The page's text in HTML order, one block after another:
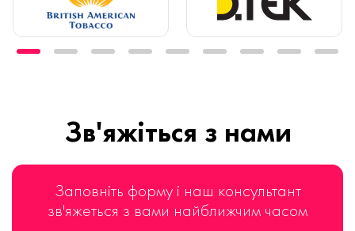
Зв'яжіться з нами
Заповніть форму і наш консультант
зв'яжеться з вами найближчим часом